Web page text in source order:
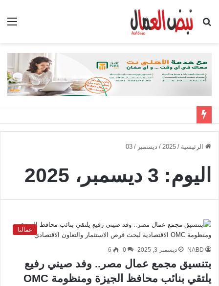
بحث
الرئيسية /
2025
/ ديسمبر /
03
اليوم: 3 ديسمبر، 2025
عمالنا
NABD ديسمبر 3, 2025 0
6
بتنسيق مجمع عمال مصر.. وفد صيني رفيع
يلتقي بنائب محافظ الجيزة ومنظومة OMC